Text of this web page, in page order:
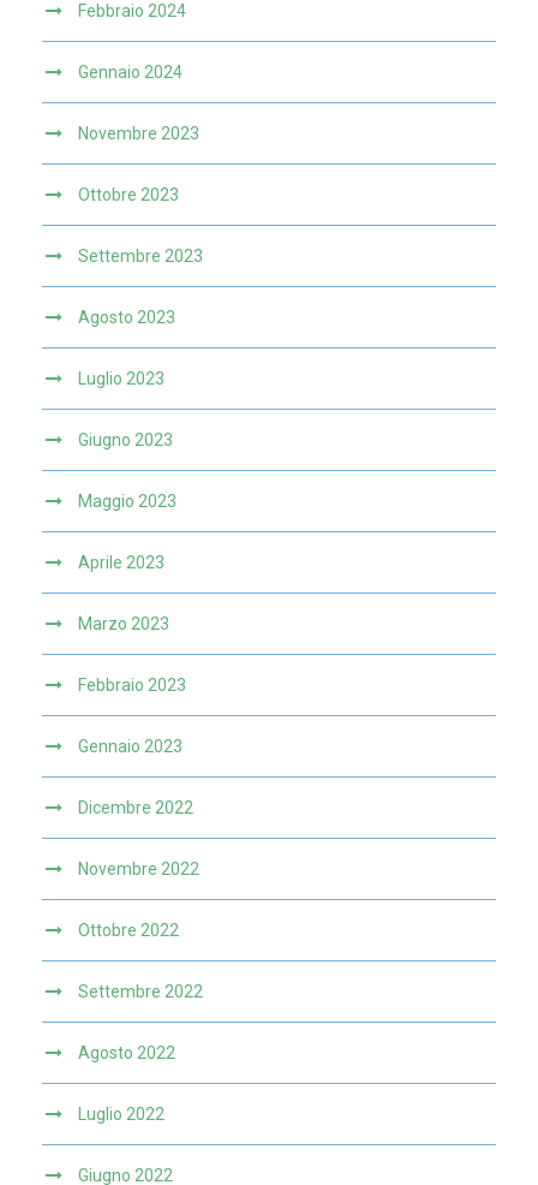
Febbraio 2024
Gennaio 2024
Novembre 2023
Ottobre 2023
Settembre 2023
Agosto 2023
Luglio 2023
Giugno 2023
Maggio 2023
Aprile 2023
Marzo 2023
Febbraio 2023
Gennaio 2023
Dicembre 2022
Novembre 2022
Ottobre 2022
Settembre 2022
Agosto 2022
Luglio 2022
Giugno 2022